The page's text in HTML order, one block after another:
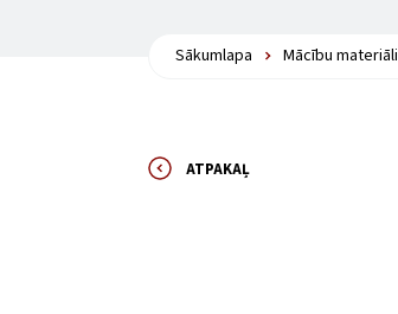
Sākumlapa Mācību materiāli
ATPAKAĻ